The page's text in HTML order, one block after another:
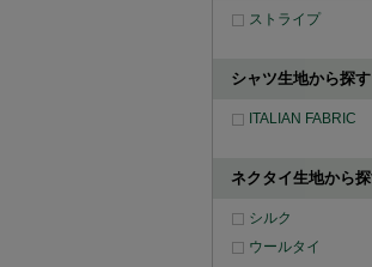
ストライプ
シャツ生地から探す
ITALIAN FABRIC
ネクタイ生地から
シルク
ウールタイ